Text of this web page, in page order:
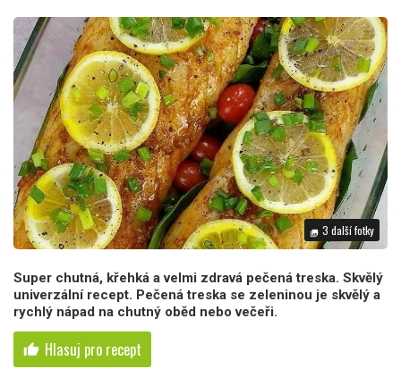
photo_library 3 další fotky
Super chutná, křehká a velmi zdravá pečená treska. Skvělý
univerzální recept. Pečená treska se zeleninou je skvělý a
rychlý nápad na chutný oběd nebo večeři.
thumb_up Hlasuj pro recept